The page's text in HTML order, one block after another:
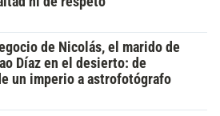
de Nicolás, el marido de
Díaz en el desierto: de
un imperio a astrofotógrafo